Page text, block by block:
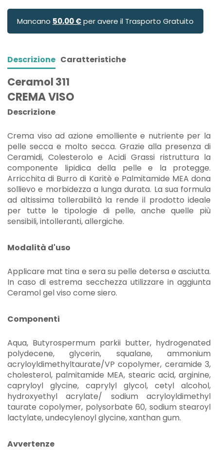
Mancano 50,00 €per avere il Trasporto Gratuito
Descrizione Caratteristiche
Ceramol 311
CREMA VISO
Descrizione
Crema viso ad azione emolliente e nutriente per la
pelle secca e molto secca. Grazie alla presenza di
Ceramidi, Colesterolo e Acidi Grassi ristruttura la
componente lipidica della pelle e la protegge.
Arricchita di Burro di Karitè e Palmitamide MEA dona
sollievo e morbidezza a lunga durata. La sua formula
ad altissima tollerabilità la rende il prodotto ideale
per tutte le tipologie di pelle, anche quelle più
sensibili, intolleranti, allergiche.
Modalità d'uso
Applicare mat tina e sera su pelle detersa e asciutta.
In caso di estrema secchezza utilizzare in aggiunta
Ceramol gel viso come siero.
Componenti
Aqua, Butyrospermum parkii butter, hydrogenated
polydecene, glycerin, squalane, ammonium
acryloyldimethyltaurate/VP copolymer, ceramide 3,
cholesterol, palmitamide MEA, stearic acid, arginine,
capryloyl glycine, caprylyl glycol, cetyl alcohol,
hydroxyethyl acrylate/ sodium acryloyldimethyl
taurate copolymer, polysorbate 60, sodium stearoyl
lactylate, undecylenoyl glycine, xanthan gum.
Avvertenze